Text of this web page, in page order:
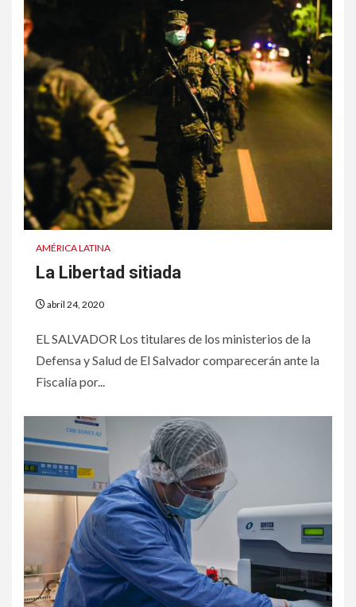
AMÉRICA LATINA
La Libertad sitiada
abril 24, 2020
EL SALVADOR Los titulares de los ministerios de la
Defensa y Salud de El Salvador comparecerán ante la
Fiscalía por...